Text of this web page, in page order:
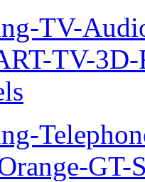
TV-
TV-
GT-